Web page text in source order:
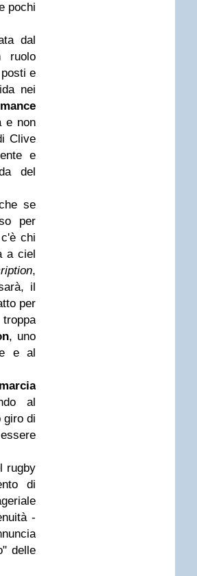
pochi
dal
ruolo
e
nei
e non
Clive
e
del
se
per
chi
a ciel
,
il
per
, uno
e al
marcia
al
di
rugby
di
-
delle